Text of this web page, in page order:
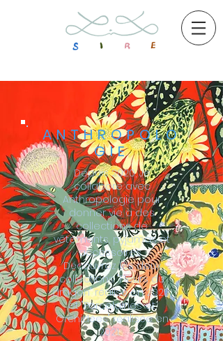
ANTHROPOLO
GIE
Depuis 2020, Je
collabore avec
Anthropologie pour
donner vie à des
collections de
vêtements, pyjamas et
accessoires.
Découvrez les deux
collections "Fleurs du
dragon" réalisé en 2020,
et "Porcelaines et
Orchidées" réalisée en
2021.